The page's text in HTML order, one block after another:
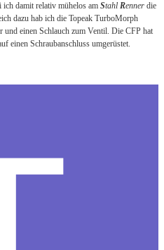
damit relativ mühelos am Stahl Renner die
dazu hab ich die Topeak TurboMorph
und einen Schlauch zum Ventil. Die CFP hat
einen Schraubanschluss umgerüstet.